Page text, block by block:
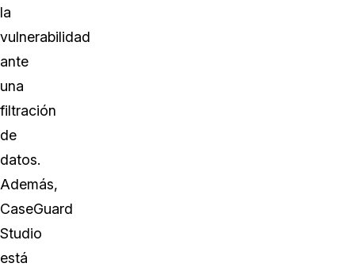
la
vulnerabilidad
ante
una
filtración
de
datos.
Además,
CaseGuard
Studio
está